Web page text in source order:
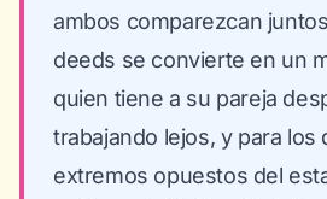
ambos comparezcan
deeds se convierte en un
quien tiene a su pareja
trabajando lejos, y para los
extremos opuestos del